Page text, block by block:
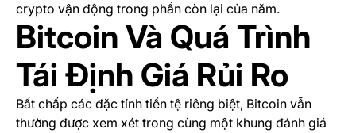
crypto vận động trong phần còn lại của năm.
Bitcoin Và Quá Trình
Tái Định Giá Rủi Ro
Bất chấp các đặc tính tiền tệ riêng biệt, Bitcoin vẫn
thường được xem xét trong cùng một khung đánh giá